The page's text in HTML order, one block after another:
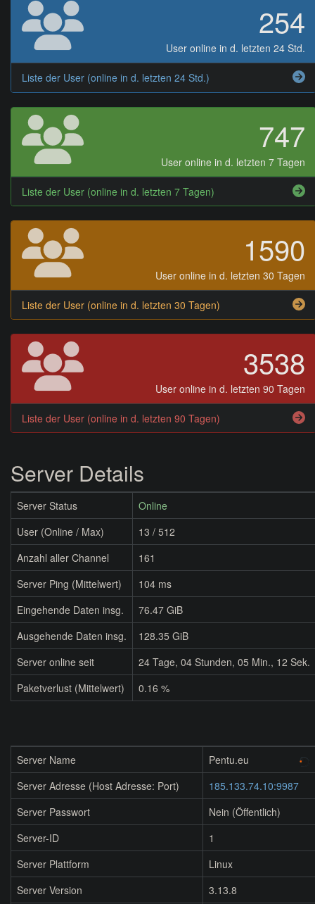
254
User online in d. letzten 24 Std.
Liste der User (online in d. letzten 24 Std.)
747
User online in d. letzten 7 Tagen
Liste der User (online in d. letzten 7 Tagen)
1590
User online in d. letzten 30 Tagen
Liste der User (online in d. letzten 30 Tagen)
3538
User online in d. letzten 90 Tagen
Liste der User (online in d. letzten 90 Tagen)
Server Details
Server Status
Online
User (Online / Max)
13 / 512
Anzahl aller Channel
161
Server Ping (Mittelwert)
104 ms
Eingehende Daten insg.
76.47 GiB
Ausgehende Daten insg.
128.35 GiB
Server online seit
24 Tage, 04 Stunden, 05 Min., 12 Sek.
Paketverlust (Mittelwert)
0.16 %
Server Name
Pentu.eu
Server Adresse (Host Adresse: Port)
185.133.74.10:9987
Server Passwort
Nein (Öffentlich)
Server-ID
1
Server Plattform
Linux
Server Version
3.13.8